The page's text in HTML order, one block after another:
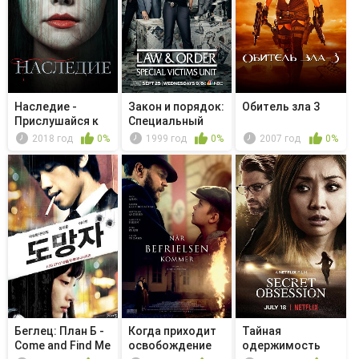
Наследие -
Прислушайся к
звуку моего ...
2018 год 0%
Закон и порядок:
Специальный
корпус -...
1999 год 0%
Обитель зла 3
2007 год 0%
Беглец: План Б -
Come and Find Me
Когда приходит
освобождение
Тайная
одержимость